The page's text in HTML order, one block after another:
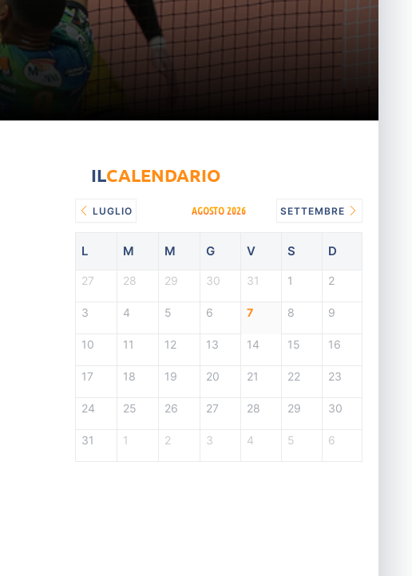
ILCALENDARIO
LUGLIO AGOSTO 2026 SETTEMBRE
L M M G V S D
27 28 29 30 31 1 2
3 4 5 6 7 8 9
10 11 12 13 14 15 16
17 18 19 20 21 22 23
24 25 26 27 28 29 30
31 1 2 3 4 5 6